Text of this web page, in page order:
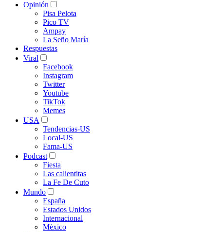
Opinión
Pisa Pelota
Pico TV
Ampay
La Seño María
Respuestas
Viral
Facebook
Instagram
Twitter
Youtube
TikTok
Memes
USA
Tendencias-US
Local-US
Fama-US
Podcast
Fiesta
Las calientitas
La Fe De Cuto
Mundo
España
Estados Unidos
Internacional
México